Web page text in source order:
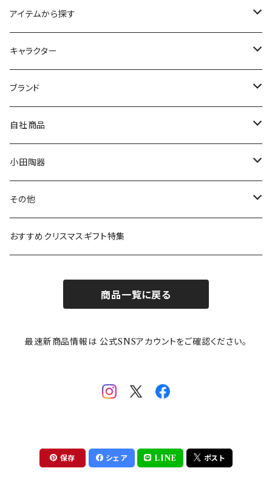
アイテムから探す
九谷焼
マグ＆カップ
プレート
ボウル
ガラスウェア
カトラリー
キャラクター
ムーミン
80th記念アイテム
リトルミイの日記念アイテム
MOOMIN ANIMATION
スヌーピー
ピーターラビット
ポケットモンスター
mofusand（モフサンド）
mofsand×日比谷花壇
ちびまる子ちゃんandクレヨンしんちゃん
ブランド
LA AMYS(エミーズ)
LISA LARSON(リサラーソン)
LAURA ASHLEY(ローラ アシュレイ)
Finlayson(フィンレイソン)
HANAE MORI(ハナエモリ)
THE BEATLES(ザ・ビートルズ)
【山加商店×yaeko】migratory bird
自社商品
ねこ企画
Cecera(セセラ)
CELEC(セレック)
隅切り重箱
HAPPY DINING(ハッピーダイニング)
小田陶器
さざなみ
吉祥
メイメイウェア
SoSo(ソソ）
その他
リサイクル食器
おすすめクリスマスギフト特集
商品一覧に戻る
最速新商品情報は 公式SNSアカウントをご確認ください。
保存 シェア LINE ポスト